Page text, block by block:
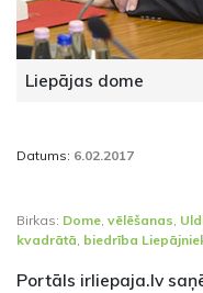
Liepājas dome
Datums: 6.02.2017
Birkas: Dome, vēlēšanas,
kvadrātā, biedrība
Portāls irliepaja.lv